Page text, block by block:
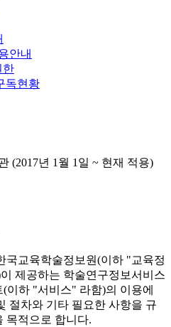
안내
한
독현황
(2017년 1월 1일 ~ 현재 적용)
국교육학술정보원(이하 "교육정
제공하는 학술연구정보서비스
(이하 "서비스" 라함)의 이용에
절차와 기타 필요한 사항을 규
목적으로 합니다.